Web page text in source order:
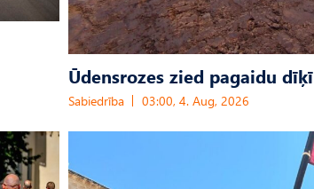
Ūdensrozes zied pagaidu dīķī
Sabiedrība 03:00, 4. Aug, 2026